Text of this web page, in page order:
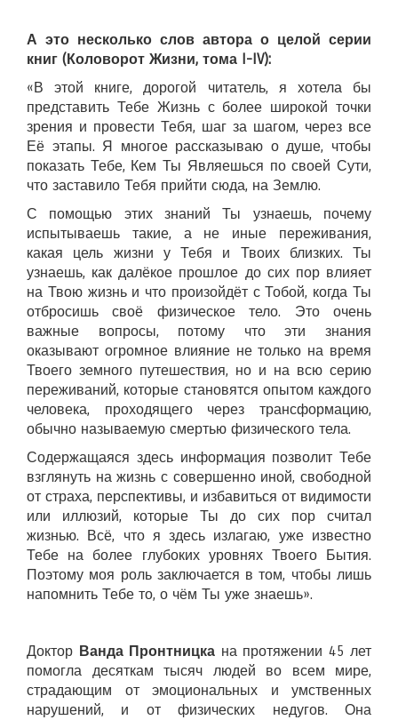
А это несколько слов автора о целой серии
книг (Коловорот Жизни, тома I-IV):
«В этой книге, дорогой читатель, я хотела бы
представить Тебе Жизнь с более широкой точки
зрения и провести Тебя, шаг за шагом, через все
Её этапы. Я многое рассказываю о душе, чтобы
показать Тебе, Кем Ты Являешься по своей Сути,
что заставило Тебя прийти сюда, на Землю.
С помощью этих знаний Ты узнаешь, почему
испытываешь такие, а не иные переживания,
какая цель жизни у Тебя и Твоих близких. Ты
узнаешь, как далёкое прошлое до сих пор влияет
на Твою жизнь и что произойдёт с Тобой, когда Ты
отбросишь своё физическое тело. Это очень
важные вопросы, потому что эти знания
оказывают огромное влияние не только на время
Твоего земного путешествия, но и на всю серию
переживаний, которые становятся опытом каждого
человека, проходящего через трансформацию,
обычно называемую смертью физического тела.
Содержащаяся здесь информация позволит Тебе
взглянуть на жизнь с совершенно иной, свободной
от страха, перспективы, и избавиться от видимости
или иллюзий, которые Ты до сих пор считал
жизнью. Всё, что я здесь излагаю, уже известно
Тебе на более глубоких уровнях Твоего Бытия.
Поэтому моя роль заключается в том, чтобы лишь
напомнить Тебе то, о чём Ты уже знаешь».
Доктор Ванда Пронтницка на протяжении 45 лет
помогла десяткам тысяч людей во всем мире,
страдающим от эмоциональных и умственных
нарушений, и от физических недугов. Она